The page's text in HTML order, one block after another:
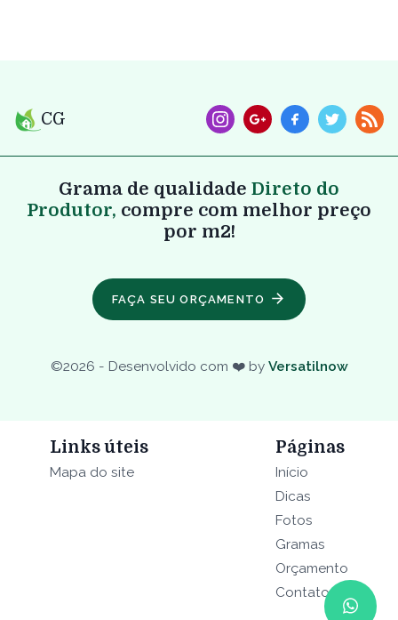
CG
Grama de qualidade Direto do
Produtor, compre com melhor preço
por m2!
FAÇA SEU ORÇAMENTO
©2026 - Desenvolvido com ❤️ by Versatilnow
Links úteis
Mapa do site
Páginas
Início
Dicas
Fotos
Gramas
Orçamento
Contato